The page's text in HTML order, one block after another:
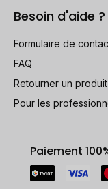
Besoin d'aide ?
Formulaire de
FAQ
Retourner un produit
Pour les
Paiement